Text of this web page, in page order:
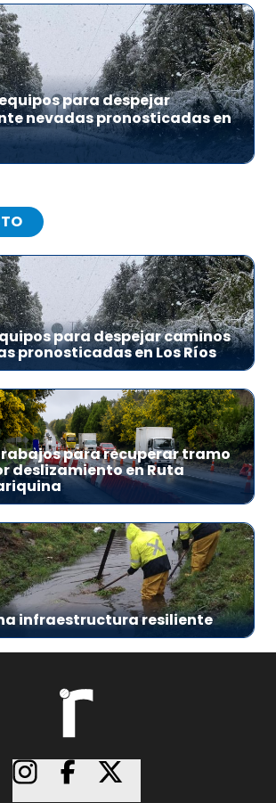
para despejar
nevadas pronosticadas en
para despejar caminos
pronosticadas en Los Ríos
para recuperar tramo
deslizamiento en Ruta
infraestructura resiliente